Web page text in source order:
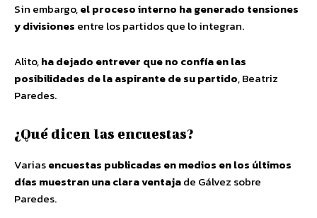
Sin embargo,el proceso interno ha generado tensiones
y divisiones entre los partidos que lo integran.
Alito,ha dejado entrever que no confía en las
posibilidades de la aspirante de su partido, Beatriz
Paredes.
¿Qué dicen las encuestas?
Variasencuestas publicadas en medios en los últimos
días muestran una clara ventajade Gálvez sobre
Paredes.